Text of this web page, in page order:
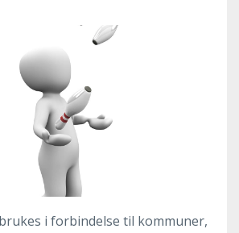
i forbindelse til kommuner,